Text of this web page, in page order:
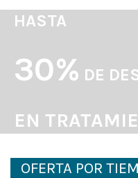
HASTA
30% DE
EN
OFERTA POR